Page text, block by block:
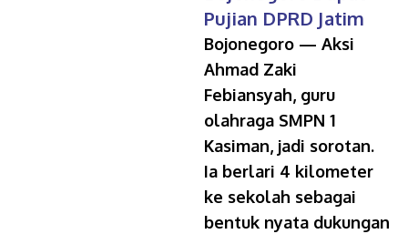
Pujian DPRD Jatim
Bojonegoro — Aksi
Ahmad Zaki
Febiansyah, guru
olahraga SMPN 1
Kasiman, jadi sorotan.
Ia berlari 4 kilometer
ke sekolah sebagai
bentuk nyata dukungan